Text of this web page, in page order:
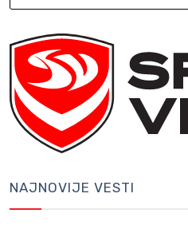
NAJNOVIJE VESTI